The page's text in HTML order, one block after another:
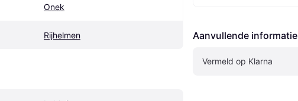
Onek
Rijhelmen Aanvullende informatie
Vermeld op Klarna